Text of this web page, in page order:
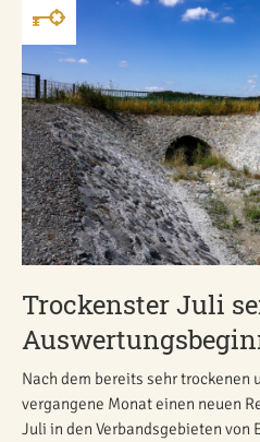
Trockenster Juli
Nach dem bereits sehr trockenen
vergangene Monat einen neuen
Juli in den Verbandsgebieten von